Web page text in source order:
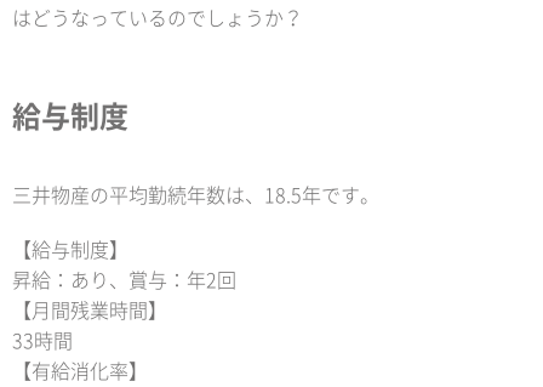
はどうなっているのでしょうか？
給与制度
三井物産の平均勤続年数は、18.5年です。
【給与制度】
昇給：あり、賞与：年2回
【月間残業時間】
33時間
【有給消化率】